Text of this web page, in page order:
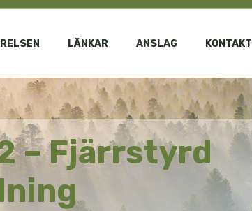
LÄNKAR ANSLAG KONTAKT
– Fjärrstyrd